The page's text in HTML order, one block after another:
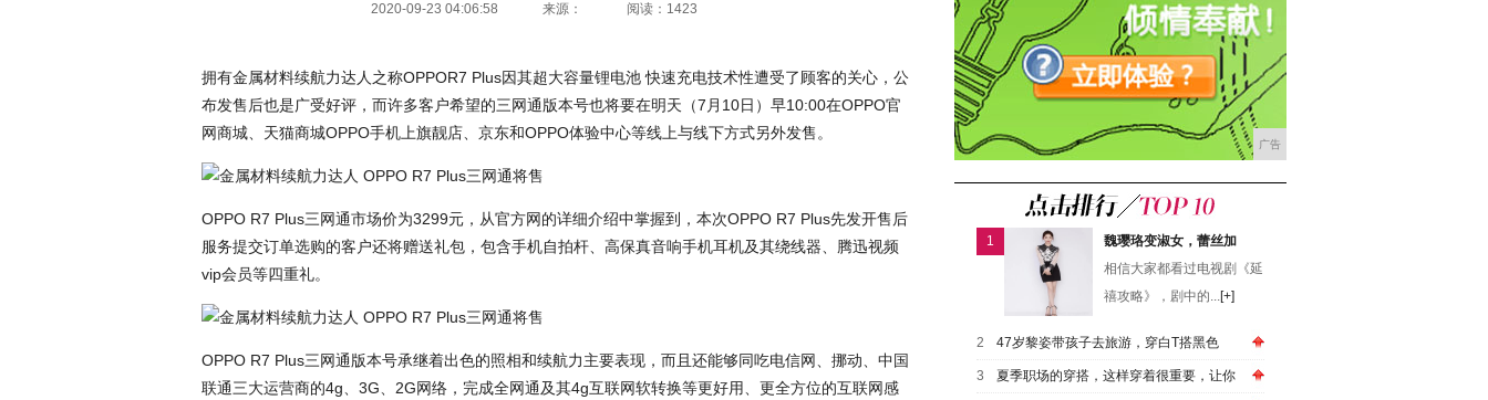
2020-09-23 04:06:58 来源： 阅读：1423
拥有金属材料续航力达人之称OPPOR7 Plus因其超大容量锂电池 快速充电技术性遭受了顾客的关心，公
布发售后也是广受好评，而许多客户希望的三网通版本号也将要在明天（7月10日）早10:00在OPPO官
网商城、天猫商城OPPO手机上旗靓店、京东和OPPO体验中心等线上与线下方式另外发售。
OPPO R7 Plus三网通市场价为3299元，从官方网的详细介绍中掌握到，本次OPPO R7 Plus先发开售后
服务提交订单选购的客户还将赠送礼包，包含手机自拍杆、高保真音响手机耳机及其绕线器、腾迅视频
vip会员等四重礼。
OPPO R7 Plus三网通版本号承继着出色的照相和续航力主要表现，而且还能够同吃电信网、挪动、中国
联通三大运营商的4g、3G、2G网络，完成全网通及其4g互联网软转换等更好用、更全方位的互联网感
广告
1
魏璎珞变淑女，蕾丝加
相信大家都看过电视剧《延
禧攻略》，剧中的...[+]
2 47岁黎姿带孩子去旅游，穿白T搭黑色
3 夏季职场的穿搭，这样穿着很重要，让你